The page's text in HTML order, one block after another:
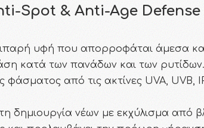
Spot & Anti-Age Defense
υφή που απορροφάται άμεσα
κατά των πανάδων και των
από τις ακτίνες UVA,
δημιουργία νέων με εκχύλισμα από